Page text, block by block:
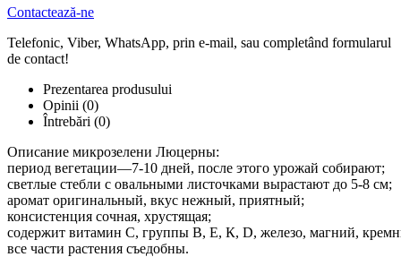
Contactează-ne
Telefonic, Viber, WhatsApp, prin e-mail, sau completând formularul
de contact!
Prezentarea produsului
Opinii (0)
Întrebări (0)
Описание микрозелени Люцерны:
период вегетации—7-10 дней, после этого урожай собирают;
светлые стебли с овальными листочками вырастают до 5-8 см;
аромат оригинальный, вкус нежный, приятный;
консистенция сочная, хрустящая;
содержит витамин С, группы В, Е, К, D, железо, магний,
все части растения съедобны.